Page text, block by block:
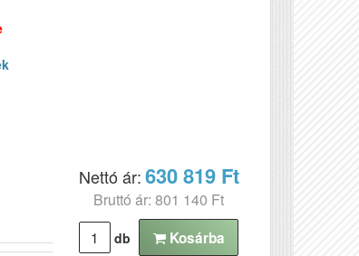
Nettó ár:630 819 Ft
Bruttó ár: 801 140 Ft
db Kosárba